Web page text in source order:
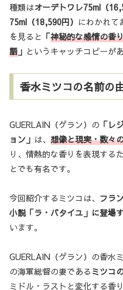
種類はオーデトワレ75ml（
75ml（18,590円） にわかれて
を見ると 「神秘的な感情の香
語 」 というキャッチコピーが
香水ミツコの名前の
GUERLAIN（ゲラン）の 「レ
ョン」 は、 想像と現実・数々
り、情熱的な香りを表現する
とでも有名です。
今回紹介するミツコは、 フラ
小説「ラ・バタイユ」に登場
います。
GUERLAIN（ゲラン）の香水
の海軍総督の妻である ミツコ
ミドル・ラストと変化する香